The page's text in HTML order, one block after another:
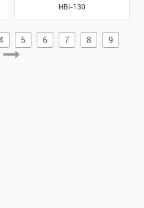
HBI-130
5 6 7 8 9